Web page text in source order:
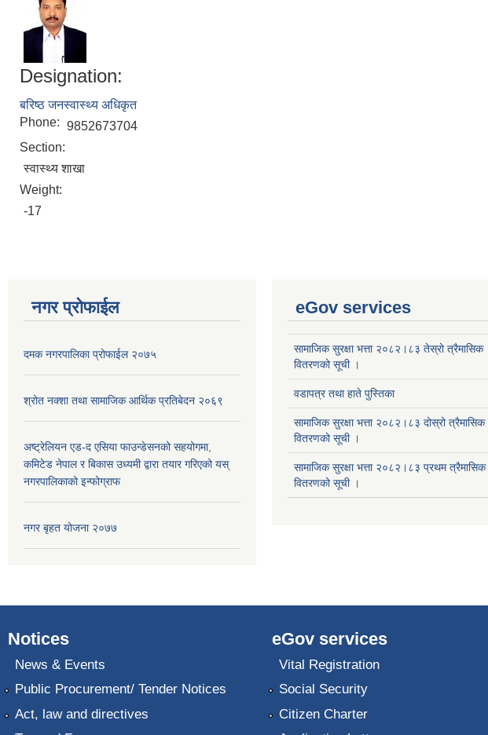
Designation:
बरिष्ठ जनस्वास्थ्य अधिकृत
Phone: 9852673704
Section:
स्वास्थ्य शाखा
Weight:
-17
नगर प्रोफाईल
दमक नगरपालिका प्रोफाईल २०७५
श्रोत नक्शा तथा सामाजिक आर्थिक प्रतिबेदन २०६९
अष्ट्रेलियन एड-द एसिया फाउन्डेसनको सहयोगमा,
कमिटेड नेपाल र बिकास उध्यमी द्वारा तयार गरिएको यस्
नगरपालिकाको इन्फोग्राफ
नगर बृहत योजना २०७७
eGov services
सामाजिक सुरक्षा भत्ता २०८२।८३ तेस्रो त्रैमासिक
वितरणको सूची ।
वडापत्र तथा हाते पुस्तिका
सामाजिक सुरक्षा भत्ता २०८२।८३ दोस्रो त्रैमासिक
वितरणको सूची ।
सामाजिक सुरक्षा भत्ता २०८२।८३ प्रथम त्रैमासिक
वितरणको सूची ।
Notices
News & Events
Public Procurement/ Tender Notices
Act, law and directives
eGov services
Vital Registration
Social Security
Citizen Charter